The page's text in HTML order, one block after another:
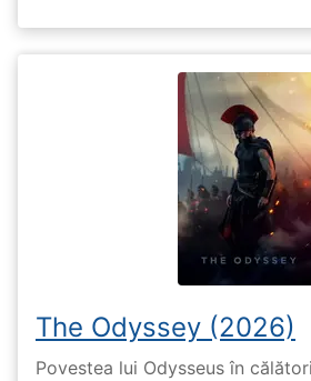
The Odyssey (2026)
Povestea lui Odysseus în